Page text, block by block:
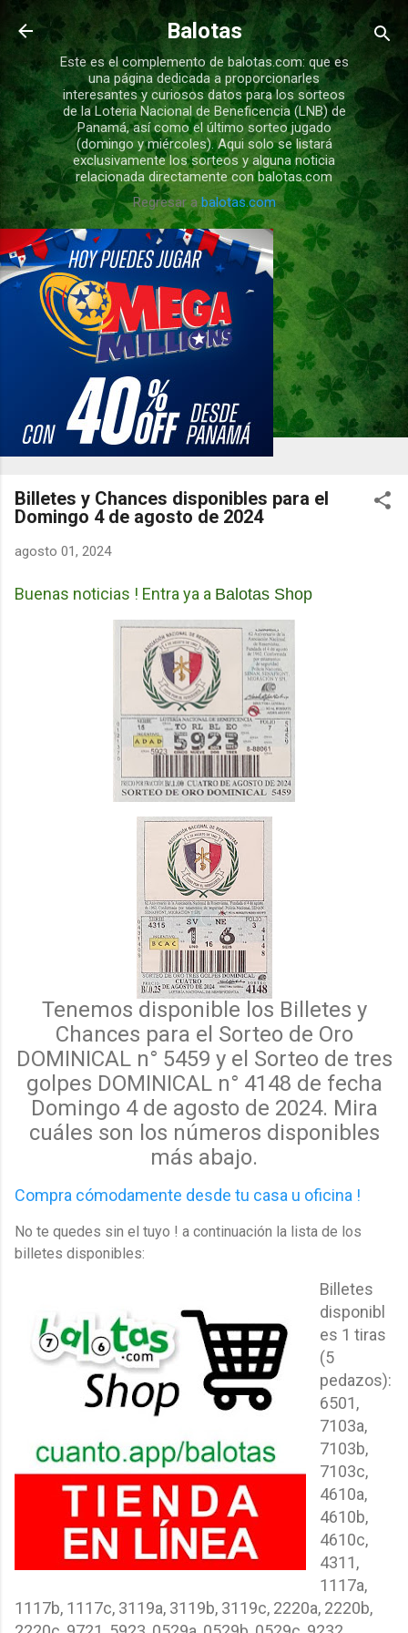
Ir al contenido principal
Balotas
Este es el complemento de balotas.com: que es
una página dedicada a proporcionarles
interesantes y curiosos datos para los sorteos
de la Loteria Nacional de Beneficencia (LNB) de
Panamá, así como el último sorteo jugado
(domingo y miércoles). Aqui solo se listará
exclusivamente los sorteos y alguna noticia
relacionada directamente con balotas.com
Regresar a balotas.com
Billetes y Chances disponibles para el
Domingo 4 de agosto de 2024
agosto 01, 2024
Buenas noticias ! Entra ya a Balotas Shop
Tenemos disponible los Billetes y
Chances para el Sorteo de Oro
DOMINICAL n° 5459 y el Sorteo de tres
golpes DOMINICAL n° 4148 de fecha
Domingo 4 de agosto de 2024. Mira
cuáles son los números disponibles
más abajo.
Compra cómodamente desde tu casa u oficina !
No te quedes sin el tuyo ! a continuación la lista de los
billetes disponibles:
Billetes
disponibl
es 1 tiras
(5
pedazos):
6501,
7103a,
7103b,
7103c,
4610a,
4610b,
4610c,
4311,
1117a,
1117b, 1117c, 3119a, 3119b, 3119c, 2220a, 2220b,